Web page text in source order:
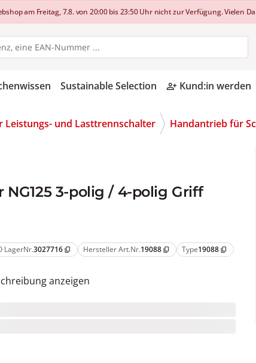
am Freitag, 7.8. von 20:00 bis 23:50 Uhr nicht zur Verfügung. Vielen
Sustainable Selection person_add_alt Kund:in werden
Leistungs- und Lasttrennschalter Handantrieb für
3-polig / 4-polig Griff
LagerNr.3027716 content_copy Hersteller Art.Nr.19088 content_copy Type19088 content_copy
anzeigen